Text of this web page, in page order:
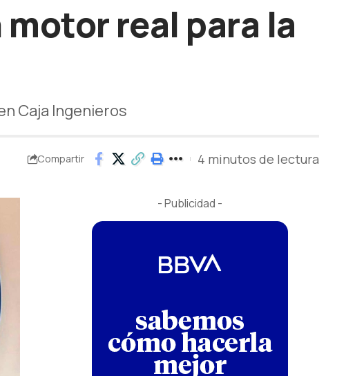
real para la
Caja Ingenieros
Compartir 4 minutos de lectura
- Publicidad -